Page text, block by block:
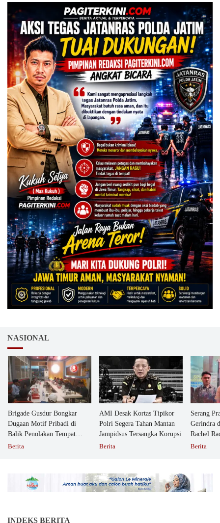
NASIONAL
Brigade Gusdur Bongkar
Dugaan Motif Pribadi di
Balik Penolakan Tempat
Ibadah GKJW Bangil
Berita
AMI Desak Kortas Tipikor
Polri Segera Tahan Mantan
Jampidsus Tersangka Korupsi
Berita
Serang
Gerindra
Rachel
Berita
INDEKS BERITA